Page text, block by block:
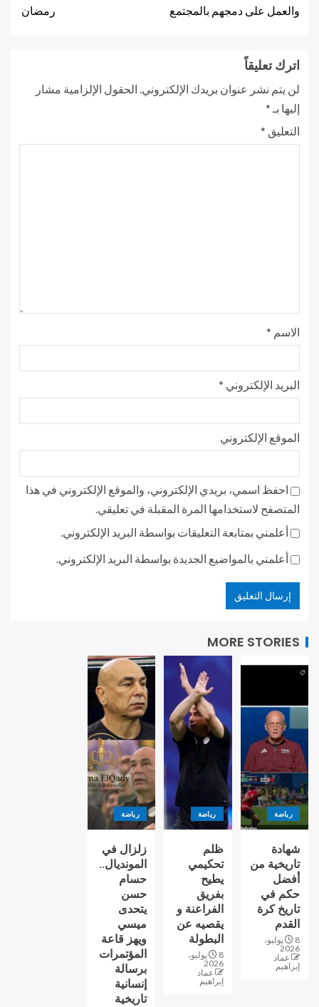
والعمل على دمجهم بالمجتمع رمضان
اترك تعليقاً
لن يتم نشر عنوان بريدك الإلكتروني. الحقول الإلزامية مشار
إليها بـ *
التعليق *
الاسم *
البريد الإلكتروني *
الموقع الإلكتروني
احفظ اسمي، بريدي الإلكتروني، والموقع الإلكتروني في هذا
المتصفح لاستخدامها المرة المقبلة في تعليقي.
أعلمني بمتابعة التعليقات بواسطة البريد الإلكتروني.
أعلمني بالمواضيع الجديدة بواسطة البريد الإلكتروني.
MORE STORIES
رياضة
شهادة
تاريخية من
أفضل
حكم في
تاريخ كرة
القدم
8 يوليو،
2026
عماد
إبراهيم
رياضة
ظلم
تحكيمي
يطيح
بفريق
الفراعنة و
يقصيه عن
البطولة
8 يوليو،
2026
عماد
إبراهيم
رياضة
زلزال في
المونديال..
حسام
حسن
يتحدى
ميسي
ويهز قاعة
المؤتمرات
برسالة
إنسانية
تاريخية